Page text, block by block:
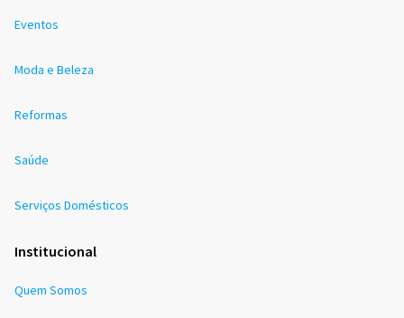
Eventos
Moda e Beleza
Reformas
Saúde
Serviços Domésticos
Institucional
Quem Somos